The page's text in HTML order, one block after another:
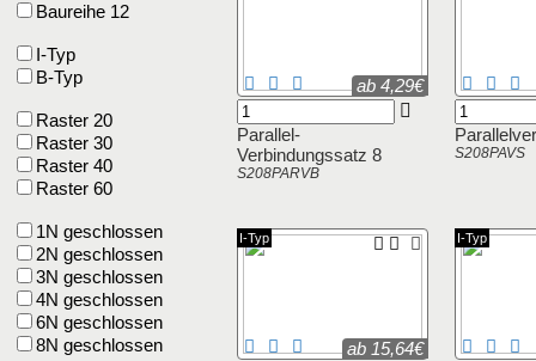
Parallel-
Verbindungssatz 8
S208PARVB
ab 4,29€
S208PAVS
ab 15,64€
I-Typ I-Typ
Baureihe 12
I-Typ
B-Typ
Raster 20
Raster 30
Raster 40
Raster 60
1N geschlossen
2N geschlossen
3N geschlossen
4N geschlossen
6N geschlossen
8N geschlossen